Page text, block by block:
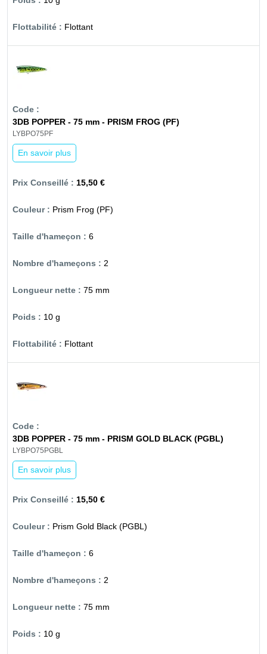
Flottant
3DB POPPER - 75 mm - PRISM FROG (PF)
LYBPO75PF
En savoir plus
15,50 €
Prism Frog (PF)
6
2
75 mm
10 g
Flottant
3DB POPPER - 75 mm - PRISM GOLD BLACK (PGBL)
LYBPO75PGBL
En savoir plus
15,50 €
Prism Gold Black (PGBL)
6
2
75 mm
10 g